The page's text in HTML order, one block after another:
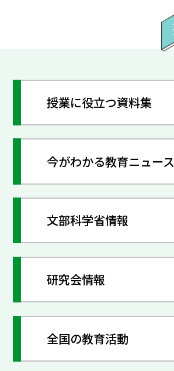
授業に役立つ資料集
今がわかる教育ニュース
文部科学省情報
研究会情報
全国の教育活動